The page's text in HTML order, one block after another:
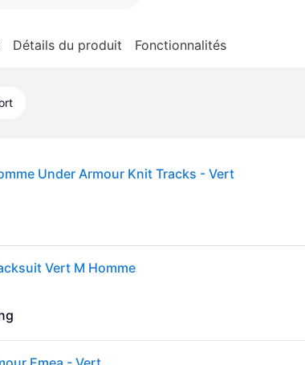
Détails du produit Fonctionnalités
Under Armour Knit Tracks - Vert
Vert M Homme